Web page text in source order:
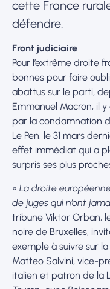
cette France
défendre.
Front judiciaire
Pour l’extrême droite
bonnes pour faire
abattus sur le parti,
Emmanuel Macron, il
par la condamnation
Le Pen, le 31 mars
effet immédiat qui a
surpris ses plus
« La droite
de juges qui n’ont
tribune Viktor Orban,
noire de Bruxelles,
exemple à suivre sur
Matteo Salvini, vice-
italien et patron de la